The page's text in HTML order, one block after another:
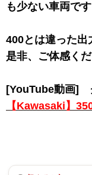
も少ない車両です
400とは違った出
是非、ご体感くだ
[YouTube動画]
【Kawasaki】